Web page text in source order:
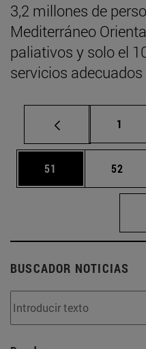
3,2 millones de
Mediterráneo
paliativos y solo el
servicios adecuados
1
Página
51 Página
52
BUSCADOR NOTICIAS